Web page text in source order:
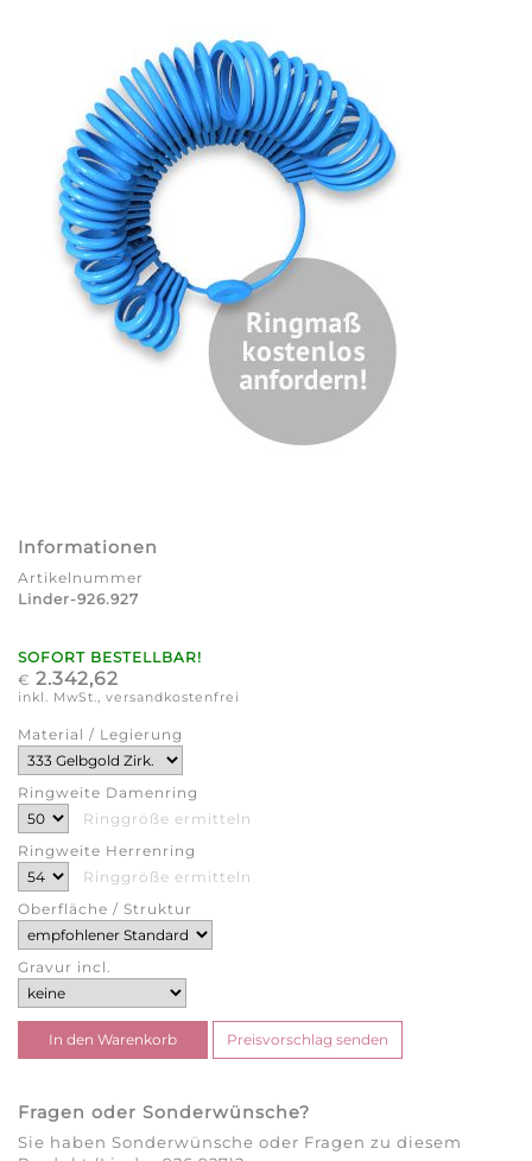
Informationen
Artikelnummer
Linder-926.927
SOFORT BESTELLBAR!
€ 2.342,62
inkl. MwSt., versandkostenfrei
Material / Legierung
Ringweite Damenring
Ringgröße ermitteln
Ringweite Herrenring
Ringgröße ermitteln
Oberfläche / Struktur
Gravur incl.
Fragen oder Sonderwünsche?
Sie haben Sonderwünsche oder Fragen zu diesem